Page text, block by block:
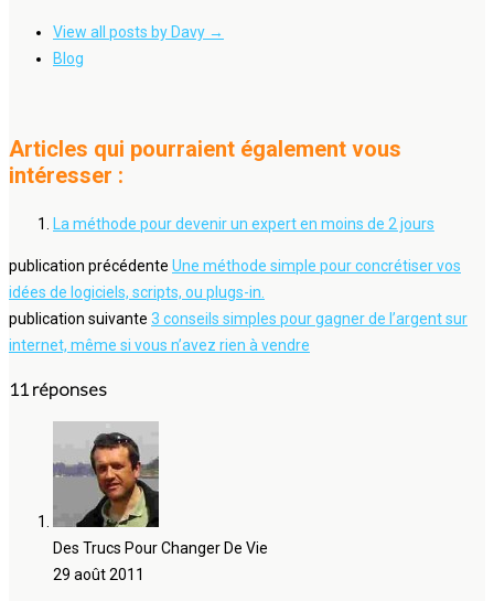
View all posts by Davy →
Blog
Articles qui pourraient également vous
intéresser :
La méthode pour devenir un expert en moins de 2 jours
publication précédente Une méthode simple pour concrétiser vos
idées de logiciels, scripts, ou plugs-in.
publication suivante 3 conseils simples pour gagner de l’argent sur
internet, même si vous n’avez rien à vendre
11 réponses
Des Trucs Pour Changer De Vie
29 août 2011